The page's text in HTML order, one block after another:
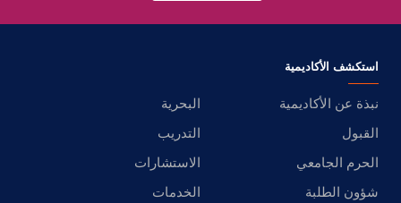
استكشف الأكاديمية
نبذة عن الأكاديمية
البحرية
القبول
التدريب
الحرم الجامعي
الاستشارات
شؤون الطلبة
الخدمات